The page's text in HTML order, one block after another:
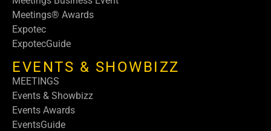
Meetings® Awards
Expotec
ExpotecGuide
EVENTS & SHOWBIZZ
MEETINGS
Events & Showbizz
Events Awards
EventsGuide